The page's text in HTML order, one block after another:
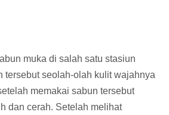
muka di salah satu stasiun
tersebut seolah-olah kulit wajahnya
memakai sabun tersebut
dan cerah. Setelah melihat